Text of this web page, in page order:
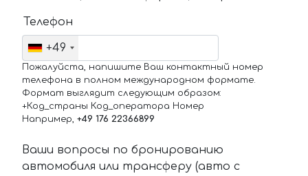
Телефон
+49
Пожалуйста, напишите Ваш контактный номер
телефона в полном международном формате.
Формат выглядит следующим образом:
+Код_страны Код_оператора Номер
Например, +49 176 22366899
Ваши вопросы по бронированию
автомобиля или трансферу (авто с